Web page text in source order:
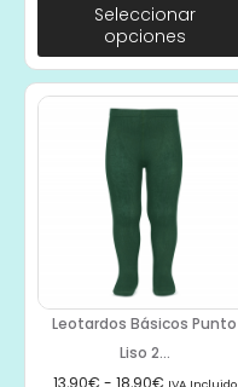
Seleccionar
opciones
Leotardos Básicos Punto
Liso 2...
13,90€ - 18,90€